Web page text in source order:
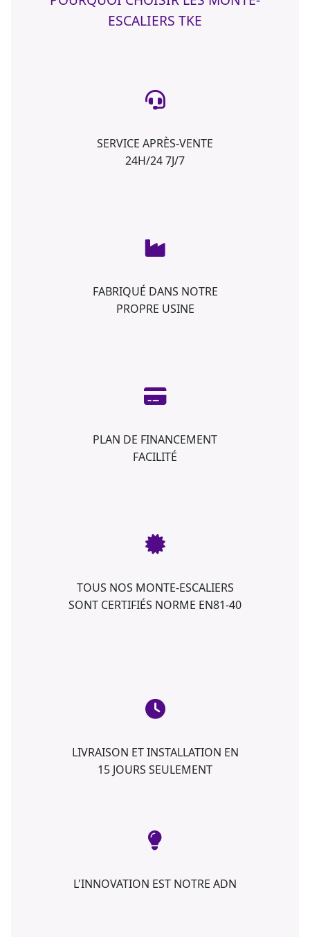
ESCALIERS TKE
SERVICE APRÈS-VENTE
24H/24 7J/7
FABRIQUÉ DANS NOTRE
PROPRE USINE
PLAN DE FINANCEMENT
FACILITÉ
TOUS NOS MONTE-ESCALIERS
SONT CERTIFIÉS NORME EN81-40
LIVRAISON ET INSTALLATION EN
15 JOURS SEULEMENT
L'INNOVATION EST NOTRE ADN